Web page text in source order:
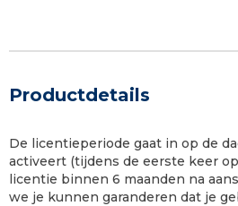
Productdetails
De licentieperiode gaat in op de
activeert (tijdens de eerste keer
licentie binnen 6 maanden na
we je kunnen garanderen dat je